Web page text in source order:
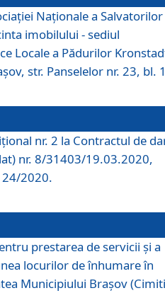
Naționale a Salvatorilor
imobilului - sediul
Locale a Pădurilor
str. Panselelor nr. 23, bl.
nr. 2 la Contractul de
nr. 8/31403/19.03.2020,
2020.
prestarea de servicii şi a
locurilor de înhumare în
Municipiului Braşov